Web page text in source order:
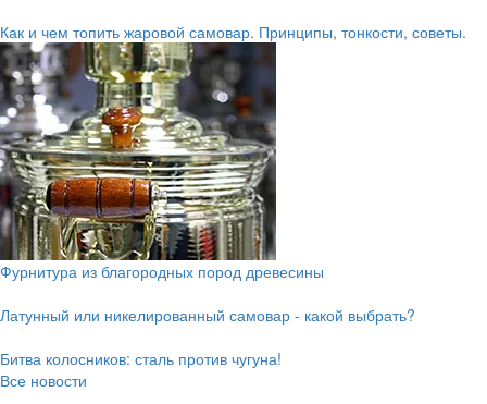
Как и чем топить жаровой самовар. Принципы, тонкости, советы.
Фурнитура из благородных пород древесины
Латунный или никелированный самовар - какой выбрать?
Битва колосников: сталь против чугуна!
Все новости